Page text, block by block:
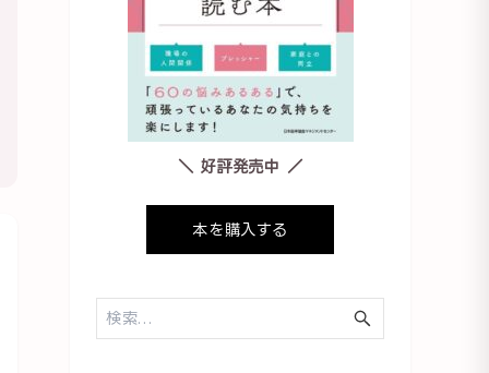
＼ 好評発売中 ／
本を購入する